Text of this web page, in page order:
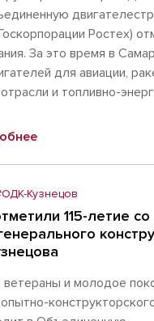
Ростех)
За это время в
для авиации,
и топливно-
Кузнецов
115-летие со
ветераны и молодое